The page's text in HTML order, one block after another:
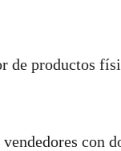
de productos
con